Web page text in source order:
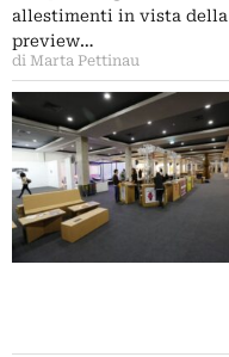
allestimenti in vista della
preview…
di Marta Pettinau